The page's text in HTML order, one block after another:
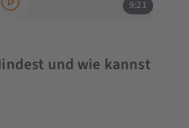
9:21
und wie kannst